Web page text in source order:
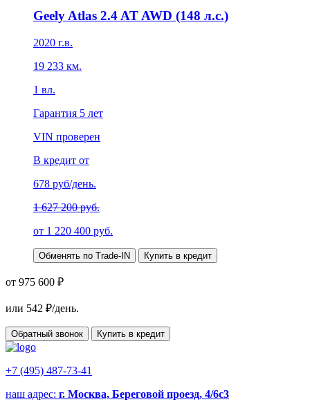
Geely Atlas 2.4 AT AWD (148 л.с.)
2020 г.в.
19 233 км.
1 вл.
Гарантия 5 лет
VIN проверен
В кредит от
678 руб/день.
1 627 200 руб.
от 1 220 400 руб.
Обменять по Trade-IN Купить в кредит
от 975 600 ₽
или 542 ₽/день.
Обратный звонок Купить в кредит
+7 (495) 487-73-41
наш адрес: г. Москва, Береговой проезд, 4/6с3